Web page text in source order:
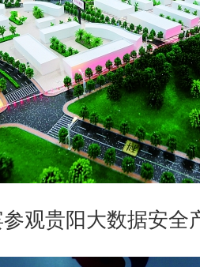
观贵阳大数据安全